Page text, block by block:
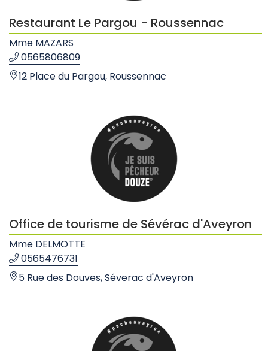
Restaurant Le Pargou - Roussennac
Mme MAZARS
0565806809
12 Place du Pargou, Roussennac
Office de tourisme de Sévérac d'Aveyron
Mme DELMOTTE
0565476731
5 Rue des Douves, Séverac d'Aveyron